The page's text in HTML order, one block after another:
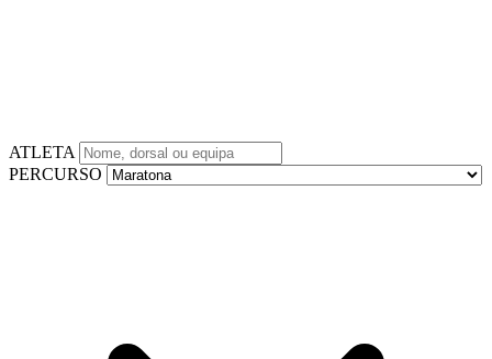
ATLETA
PERCURSO